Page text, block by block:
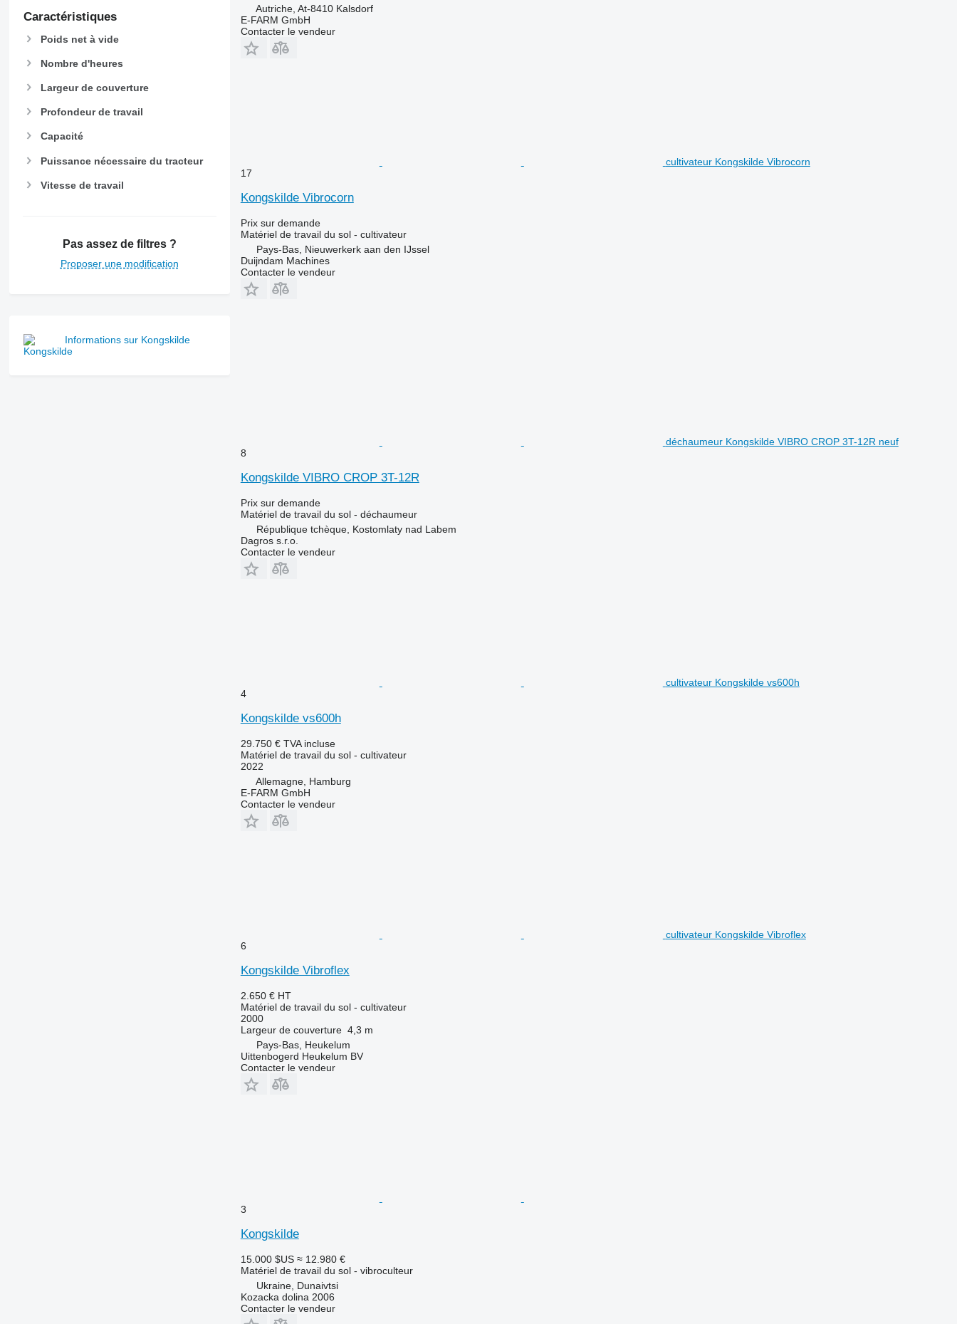
Caractéristiques
Poids net à vide
Nombre d'heures
Largeur de couverture
Profondeur de travail
Capacité
Puissance nécessaire du tracteur
Vitesse de travail
Pas assez de filtres ?
Proposer une modification
Informations sur Kongskilde
Autriche, At-8410 Kalsdorf
E-FARM GmbH
Contacter le vendeur
cultivateur Kongskilde Vibrocorn
17
Kongskilde Vibrocorn
Prix sur demande
Matériel de travail du sol - cultivateur
Pays-Bas, Nieuwerkerk aan den IJssel
Duijndam Machines
Contacter le vendeur
déchaumeur Kongskilde VIBRO CROP 3T-12R neuf
8
Kongskilde VIBRO CROP 3T-12R
Prix sur demande
Matériel de travail du sol - déchaumeur
République tchèque, Kostomlaty nad Labem
Dagros s.r.o.
Contacter le vendeur
cultivateur Kongskilde vs600h
4
Kongskilde vs600h
29.750 € TVA incluse
Matériel de travail du sol - cultivateur
2022
Allemagne, Hamburg
E-FARM GmbH
Contacter le vendeur
cultivateur Kongskilde Vibroflex
6
Kongskilde Vibroflex
2.650 € HT
Matériel de travail du sol - cultivateur
2000
Largeur de couverture 4,3 m
Pays-Bas, Heukelum
Uittenbogerd Heukelum BV
Contacter le vendeur
3
Kongskilde
15.000 $US ≈ 12.980 €
Matériel de travail du sol - vibroculteur
Ukraine, Dunaivtsi
Kozacka dolina 2006
Contacter le vendeur